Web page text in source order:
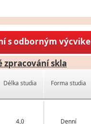
s odborným
zpracování skla
Délka studia Forma studia
4,0 Denní